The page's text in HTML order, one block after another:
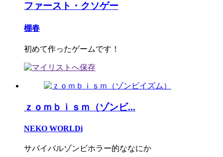
ファースト・クソゲー
棚春
初めて作ったゲームです！
ｚｏｍｂｉｓｍ（ゾンビ...
NEKO WORLDi
サバイバルゾンビホラー的ななにか